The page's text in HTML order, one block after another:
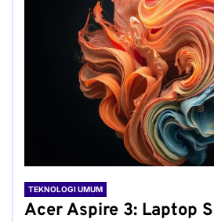
TEKNOLOGI UMUM
Acer Aspire 3: Laptop